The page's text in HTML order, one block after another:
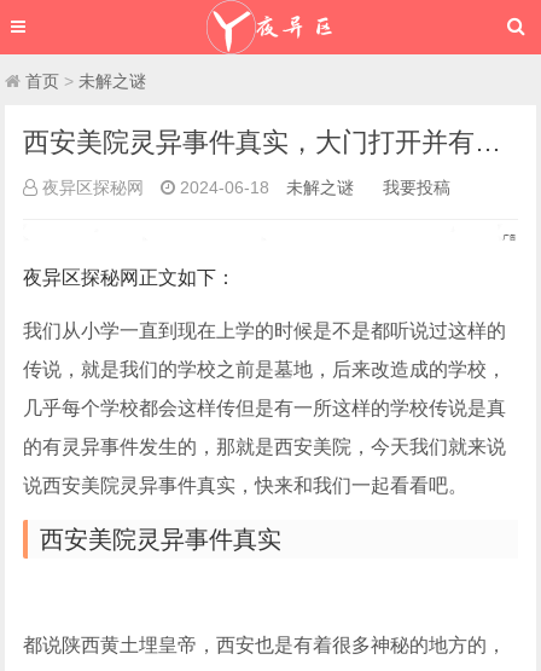
首页 > 未解之谜
西安美院灵异事件真实，大门打开并有诡异事情发生(系谣言)
夜异区探秘网 2024-06-18 未解之谜 我要投稿
夜异区探秘网 正文如下 ：
我们从小学一直到现在上学的时候是不是都听说过这样的
传说，就是我们的学校之前是墓地，后来改造成的学校，
几乎每个学校都会这样传但是有一所这样的学校传说是真
的有灵异事件发生的，那就是西安美院，今天我们就来说
说西安美院灵异事件真实，快来和我们一起看看吧。
西安美院灵异事件真实
都说陕西黄土埋皇帝，西安也是有着很多神秘的地方的，